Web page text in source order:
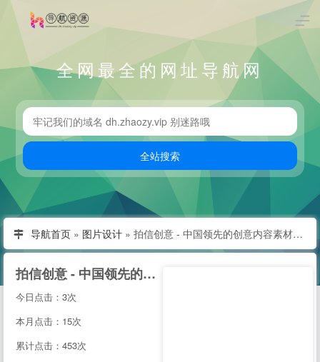
全网最全的网址导航网
导航首页 » 图片设计 » 拍信创意 - 中国领先的创意内容素材平台 素材网 素材库 高清图片视频源文件下载
拍信创意 - 中国领先的创意内容素材平台 素材网 素材库 高清图片视频源文件下载
今日点击：3次
本月点击：15次
累计点击：453次